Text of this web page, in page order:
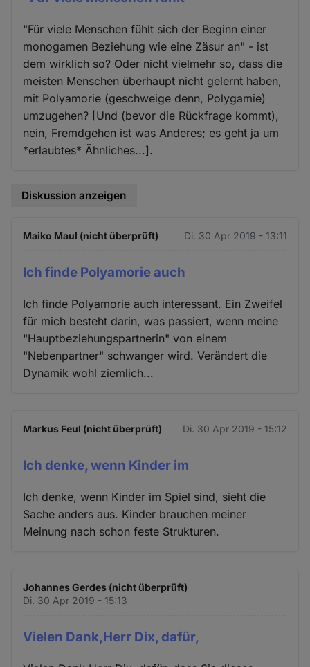
"Für viele Menschen fühlt sich der Beginn einer
monogamen Beziehung wie eine Zäsur an" - ist
dem wirklich so? Oder nicht vielmehr so, dass die
meisten Menschen überhaupt nicht gelernt haben,
mit Polyamorie (geschweige denn, Polygamie)
umzugehen? [Und (bevor die Rückfrage kommt),
nein, Fremdgehen ist was Anderes; es geht ja um
*erlaubtes* Ähnliches...].
Diskussion anzeigen
Maiko Maul (nicht überprüft) Di. 30 Apr 2019 - 13:11
Ich finde Polyamorie auch
Ich finde Polyamorie auch interessant. Ein Zweifel
für mich besteht darin, was passiert, wenn meine
"Hauptbeziehungspartnerin" von einem
"Nebenpartner" schwanger wird. Verändert die
Dynamik wohl ziemlich...
Markus Feul (nicht überprüft) Di. 30 Apr 2019 - 15:12
Ich denke, wenn Kinder im
Ich denke, wenn Kinder im Spiel sind, sieht die
Sache anders aus. Kinder brauchen meiner
Meinung nach schon feste Strukturen.
Johannes Gerdes (nicht überprüft)
Di. 30 Apr 2019 - 15:13
Vielen Dank,Herr Dix, dafür,